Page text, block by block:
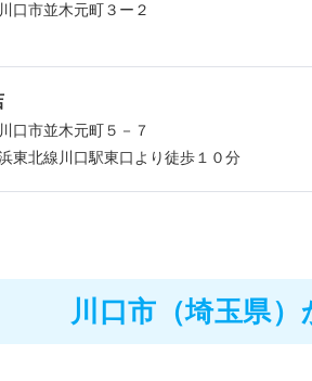
口市並木元町３ー２
口市並木元町５－７
浜東北線川口駅東口より徒歩１０分
川口市（埼玉県）